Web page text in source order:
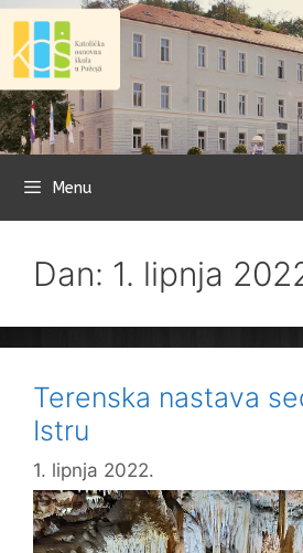
Preskoči
sadržaj
Menu
Dan: 1. lipnja
Terenska nastava
Istru
1. lipnja 2022.